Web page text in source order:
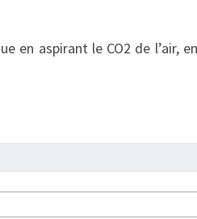
POUR
en aspirant le CO2 de